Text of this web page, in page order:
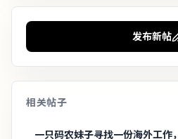
发布新帖
相关帖子
一只码农妹子寻找一份海外工作